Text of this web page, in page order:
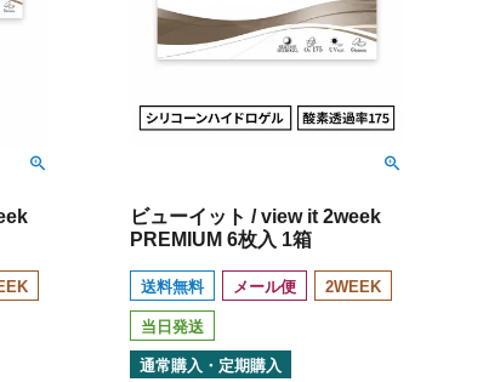
ビューイット / view it 2week
PREMIUM 6枚入 1箱
送料無料 メール便 2WEEK
当日発送
通常購入・定期購入